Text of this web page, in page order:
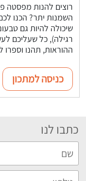
רוצים להנות מפסטה
השמנות יתר? הכנו
שיכולה להיות גם
רגילה), כל שעליכם
ההוראות, תהנו וספרו
כניסה למתכון
כתבו לנו